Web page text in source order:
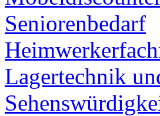
Seniorenbedarf
Lagertechnik